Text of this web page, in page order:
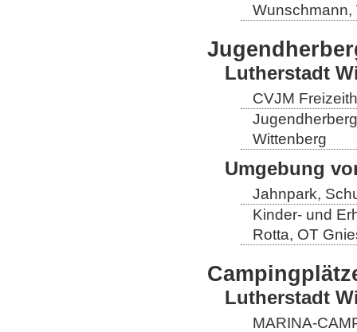
Wunschmann,
Lutherstadt
CVJM
Wittenberg
Umgebung
Jahnpark,
Kinder- und
Rotta, OT
Lutherstadt
MARINA-